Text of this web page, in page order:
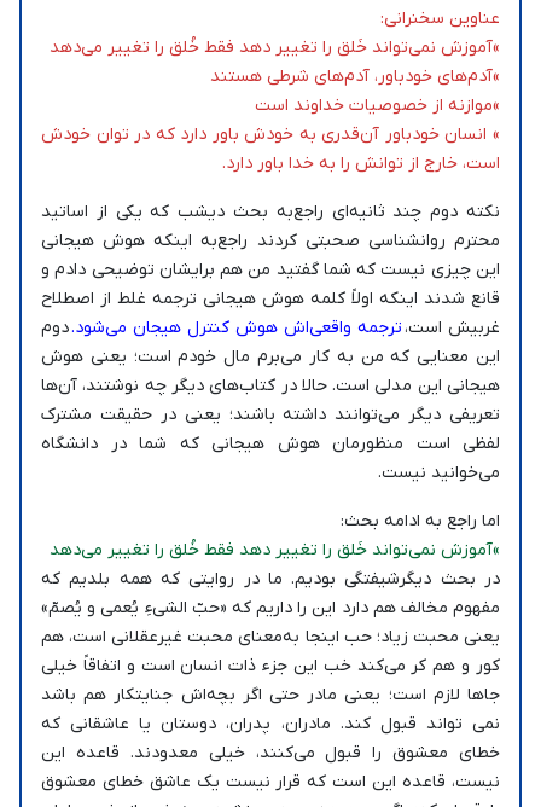
عناوین سخنرانی:
»آموزش نمی‌تواند خَلق را تغییر دهد فقط خُلق را تغییر می‌دهد
»آدم‌های خودباور، آدم‌های شرطی هستند
»موازنه از خصوصیات خداوند است
» انسان خودباور آن‌قدری به خودش باور دارد که در توان خودش
است، خارج از توانش را به خدا باور دارد.
نکته‌ دوم چند ثانیه‌ای راجع‌به بحث دیشب که یکی از اساتید
محترم روانشناسی صحبتی کردند راجع‌به اینکه هوش هیجانی
این چیزی نیست که شما گفتید من هم برایشان توضیحی دادم و
قانع شدند اینکه اولاً کلمه هوش هیجانی ترجمه غلط از اصطلاح
غربیش است، ترجمه واقعی‌اش هوش کنترل هیجان می‌شود.دوم
این معنایی که من به کار می‌برم مال خودم است؛ یعنی هوش
هیجانی این مدلی است. حالا در کتاب‌های دیگر چه نوشتند، آن‌ها
تعریفی دیگر می‌توانند داشته باشند؛ یعنی در حقیقت مشترک
لفظی است منظورمان هوش هیجانی که شما در دانشگاه
می‌خوانید نیست.
اما راجع به ادامه بحث:
»آموزش نمی‌تواند خَلق را تغییر دهد فقط خُلق را تغییر می‌دهد
در بحث دیگرشیفتگی بودیم. ما در روایتی که همه بلدیم که
مفهوم مخالف هم دارد این را داریم که «حبّ الشیءِ یُعمی و یُصمّ»
یعنی محبت زیاد؛ حب اینجا به‌معنای محبت غیرعقلانی است، هم
کور و هم کر می‌کند خب این جزء ذات انسان است و اتفاقاً خیلی
جاها لازم است؛ یعنی مادر حتی اگر بچه‌اش جنایتکار هم باشد
نمی تواند قبول کند. مادران، پدران، دوستان یا عاشقانی که
خطای معشوق را قبول می‌کنند، خیلی معدودند. قاعده این
نیست، قاعده این است که قرار نیست یک عاشق خطای معشوق